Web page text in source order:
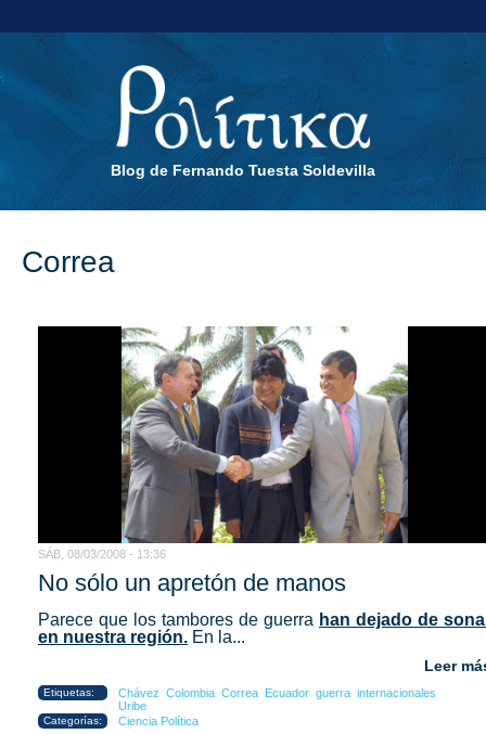
Blog de Fernando Tuesta Soldevilla
Correa
SÁB, 08/03/2008 - 13:36
No sólo un apretón de manos
Parece que los tambores de guerra han dejado de
en nuestra región. En la...
Leer
Etiquetas: Chávez Colombia Correa Ecuador guerra internacionales
Uribe
Categorías: Ciencia Política